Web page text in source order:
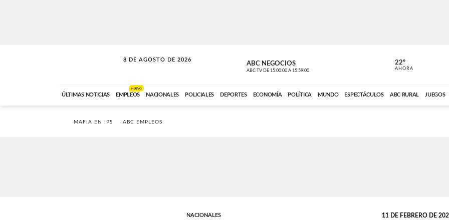
8 DE AGOSTO DE 2026
SOLO MÚSICA ABC NEGOCIOS
ABC TV DE 15:00:00 A 15:59:00 ABC CARDINAL
22º
AHORA
ÚLTIMAS NOTICIAS EMPLEOS
NUEVO
NACIONALES POLICIALES DEPORTES ECONOMÍA POLÍTICA MUNDO ESPECTÁCULOS ABC RURAL JUEGOS
MAFIA EN IPS ABC EMPLEOS
NACIONALES 11 DE FEBRERO DE